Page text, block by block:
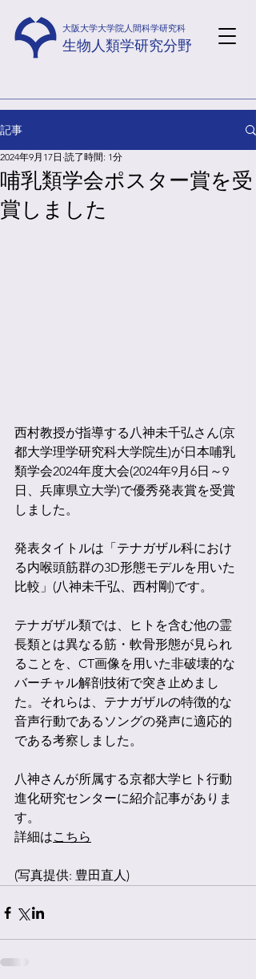
​生物人類学研究分野
​大阪大学大学院人間科学研究科
記事
哺乳類学会ポスター賞を受
賞しました
2024年9月17日 読了時間: 1分
西村教授が指導する八神未千弘さん(京
都大学理学研究科大学院生)が日本哺乳
類学会2024年度大会(2024年9月6日～9
日、兵庫県立大学)で優秀発表賞を受賞
しました。
発表タイトルは「テナガザル科におけ
る内喉頭筋群の3D形態モデルを用いた
比較」(八神未千弘、西村剛)です。
テナガザル類では、ヒトを含む他の霊
長類とは異なる筋・軟骨形態が見られ
ることを、CT画像を用いた非破壊的な
バーチャル解剖技術で突き止めまし
た。それらは、テナガザルの特徴的な
音声行動であるソングの発声に適応的
である考察しました。
八神さんが所属する京都大学ヒト行動
進化研究センターに紹介記事がありま
す。
詳細はこちら
(写真提供: 豊田直人)